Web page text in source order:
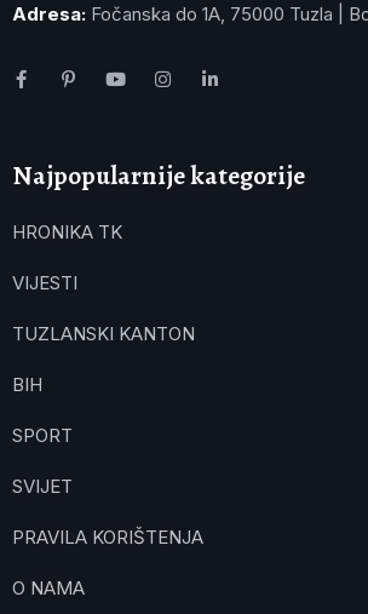
Adresa: Fočanska do 1A, 75000 Tuzla |
Najpopularnije kategorije
HRONIKA TK
VIJESTI
TUZLANSKI KANTON
BIH
SPORT
SVIJET
PRAVILA KORIŠTENJA
O NAMA